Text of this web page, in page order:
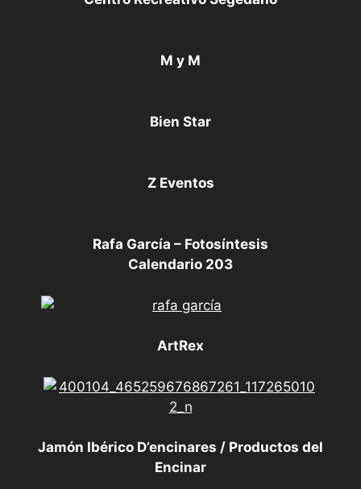
M y M
Bien Star
Z Eventos
Rafa García – Fotosíntesis
Calendario 203
ArtRex
Jamón Ibérico D’encinares / Productos del
Encinar